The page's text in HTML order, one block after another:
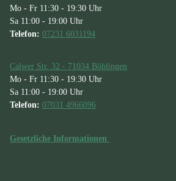
Mo - Fr 11:30 - 19:30 Uhr
Sa 11:00 - 19:00 Uhr
Telefon: 07231 6031194
Calwer Str. 32 - 71034 Böblingen
Mo - Fr 11:30 - 19:30 Uhr
Sa 11:00 - 19:00 Uhr
Telefon: 07031 4966096
Gesetzliche Informationen